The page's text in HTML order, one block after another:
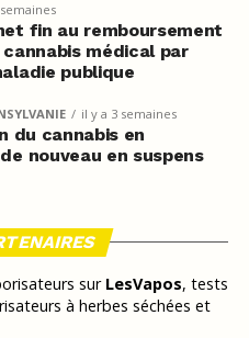
fin au remboursement
médical par
publique
il y a 3 semaines
du cannabis en
nouveau en suspens
sur LesVapos, tests
à herbes séchées et